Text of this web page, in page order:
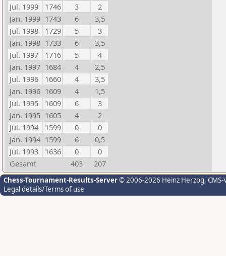
Jul. 1999
1746 3
2
Jan. 1999 1743 6
3,5
Jul. 1998
1729 5
3
Jan. 1998 1733 6
3,5
Jul. 1997
1716 5
4
Jan. 1997 1684 4
2,5
Jul. 1996
1660 4
3,5
Jan. 1996 1609 4
1,5
Jul. 1995
1609 6
3
Jan. 1995 1605 4
2
Jul. 1994
1599 0
0
Jan. 1994 1599 6
0,5
Jul. 1993
1636 0
0
Gesamt
403 207
Chess-Tournament-Results-Server© 2006-2026 Heinz Herzog,
Legal details/Terms of use